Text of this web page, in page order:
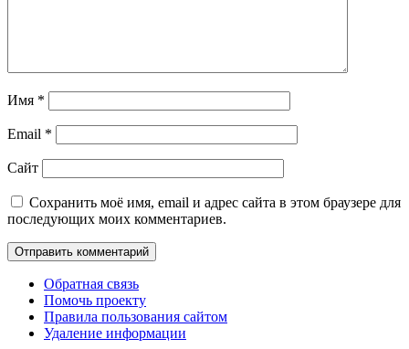
Имя *
Email *
Сайт
Сохранить моё имя, email и адрес сайта в этом браузере для
последующих моих комментариев.
Обратная связь
Помочь проекту
Правила пользования сайтом
Удаление информации